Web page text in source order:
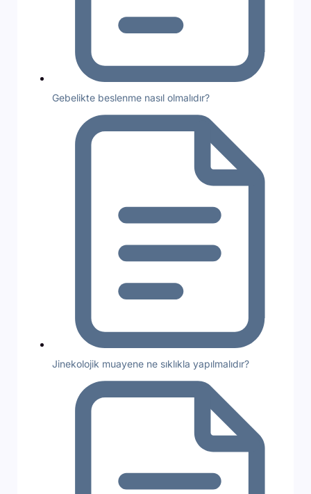
Gebelikte beslenme nasıl olmalıdır?
Jinekolojik muayene ne sıklıkla yapılmalıdır?